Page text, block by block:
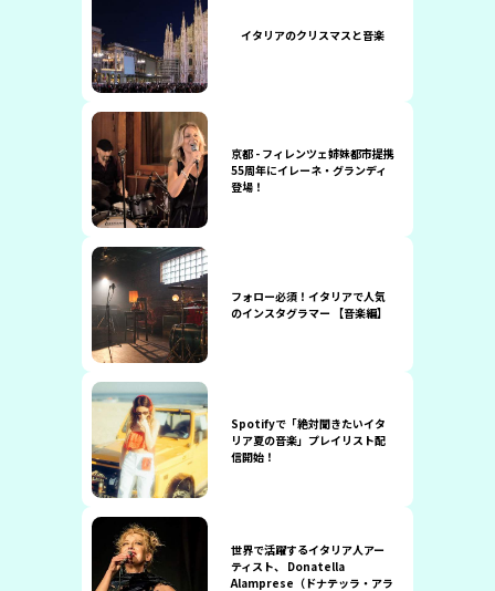
イタリアのクリスマスと音楽
京都 - フィレンツェ姉妹都市提携
55周年にイレーネ・グランディ
登場！
フォロー必須！イタリアで人気
のインスタグラマー 【音楽編】
Spotifyで「絶対聞きたいイタ
リア夏の音楽」プレイリスト配
信開始！
世界で活躍するイタリア人アー
ティスト、 Donatella
Alamprese（ドナテッラ・アラ